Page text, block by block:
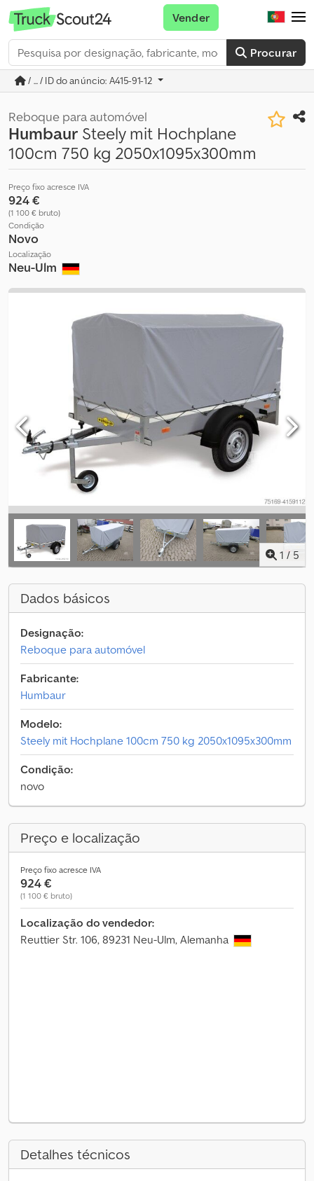
Procurar
Vender
/ ... / ID do anúncio: A415-91-12
Reboque para automóvel
Humbaur Steely mit Hochplane
100cm 750 kg 2050x1095x300mm
Preço fixo acresce IVA
924 €
(1 100 € bruto)
Condição
Novo
Localização
Neu-Ulm
1 / 5
Dados básicos
Designação:
Reboque para automóvel
Fabricante:
Humbaur
Modelo:
Steely mit Hochplane 100cm 750 kg 2050x1095x300mm
Condição:
novo
Preço e localização
Preço fixo acresce IVA
924 €
(1 100 € bruto)
Localização do vendedor:
Reuttier Str. 106, 89231 Neu-Ulm, Alemanha
Detalhes técnicos